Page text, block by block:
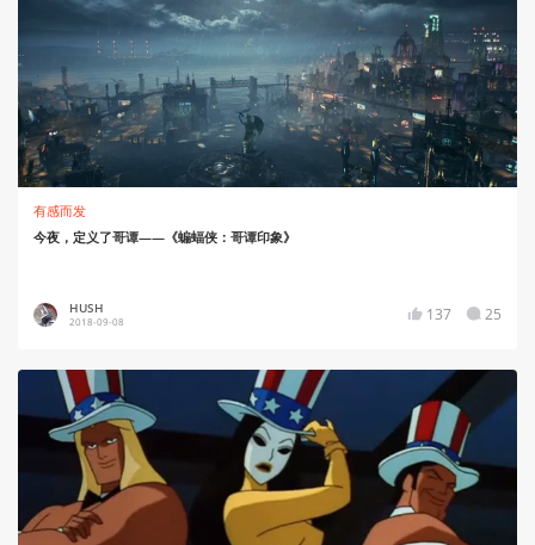
有感而发
今夜，定义了哥谭——《蝙蝠侠：哥谭印象》
HUSH
2018-09-08 137 25